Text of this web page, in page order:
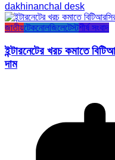
dakhinanchal desk
জাতীয়টেকনোলজিলেটেস্টশীর্ষ সংবাদ
ইন্টারনেটের খরচ কমাতে
দাম